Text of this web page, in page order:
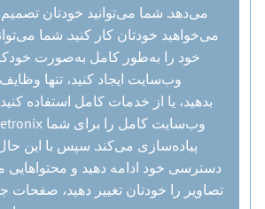
می‌دهد. شما می‌توانید خودتان تصمیم
می‌خواهید خودتان کار کنید. شما
خود را به‌طور کامل به‌صورت
وب‌سایت ایجاد کنید، تنها
پیاده‌سازی می‌کند. سپس با این حال
دسترسی خود ادامه دهید و محتواهایی
تصاویر را خودتان تغییر دهید، صفحات